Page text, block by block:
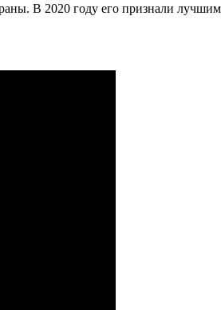
В 2020 году его признали